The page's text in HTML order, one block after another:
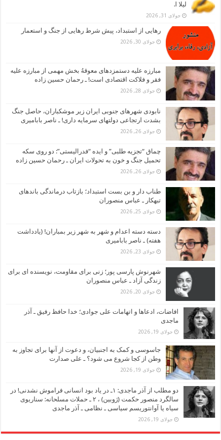
لیلا ا.
جولای 31, 2026
رهایی از استبداد، پیش شرط رهایی از جنگ و استعمار
جولای 30, 2026
مبارزه علیه دستمزدهای معوقهُ بخش مهمی از مبارزه علیه
فقر و فلاکت اقتصادی است! ـ رحمان حسین زاده
جولای 28, 2026
نابودی شهرهای جنوبی ایران زیر موشکباران، حاصل جنگ
بشدت ارتجاعی دولتهای سرمایه داری! ـ ناصر بابامیری
جولای 26, 2026
چماق “تجزیه طلبی” و ایده “فدرالیستی”: دو روی سکه
تحمیل جنگ و خون به تحولات ایران ـ رحمان حسین زاده
جولای 26, 2026
طناب دار و بن بست استبداد؛ بازتاب درماندگی باندهای
تبهکار ـ عباس منصوران
جولای 25, 2026
دسته دسته اعدام و شهر به شهر زیر بمباران! (یادداشت
هفته) ـ ناصر بابامیری
جولای 23, 2026
شهرنوش پارسی پور؛ زنی برای مقاومت، نویسنده ای برای
زندگی آزاد ـ عباس منصوران
جولای 20, 2026
افاضات، ادعاها و اتهامات علی جوادی؛ خدا حافظ رفیق ـ آذر
ماجدی
جولای 19, 2026
جاسوسی و کمک به اجنبیان، و دعوت از آنها برای تجاوز به
وطن از کجا شروع می شود؟ ـ علی صدارت
جولای 19, 2026
دو مطلب از آذر ماجدی: ۱ـ در یاد بود انسانی فراموش نشدنی! در
سالگرد منصور حکمت (ژوبین) ، ۲ ـ حملات مسلحانه: سناریوی
سیاه یا آوانتوریسم سیاسی ـ نظامی ـ آذر ماجدی
جولای 19, 2026